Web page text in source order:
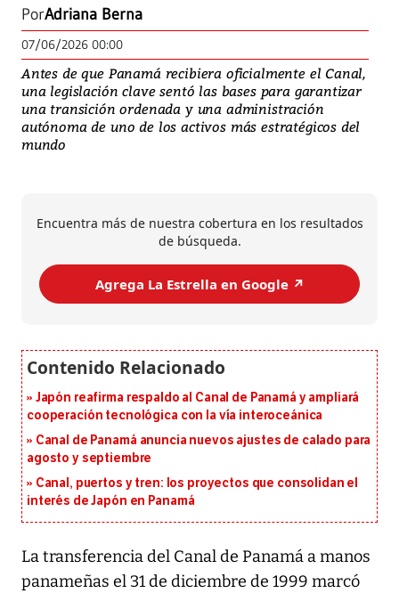
PorAdriana Berna
07/06/2026 00:00
Antes de que Panamá recibiera oficialmente el Canal,
una legislación clave sentó las bases para garantizar
una transición ordenada y una administración
autónoma de uno de los activos más estratégicos del
mundo
Encuentra más de nuestra cobertura en los resultados
de búsqueda.
Agrega La Estrella en Google ↗️
Japón reafirma respaldo al Canal de Panamá y ampliará
cooperación tecnológica con la vía interoceánica
Canal de Panamá anuncia nuevos ajustes de calado para
agosto y septiembre
Canal, puertos y tren: los proyectos que consolidan el
interés de Japón en Panamá
La transferencia del Canal de Panamá a manos
panameñas el 31 de diciembre de 1999 marcó